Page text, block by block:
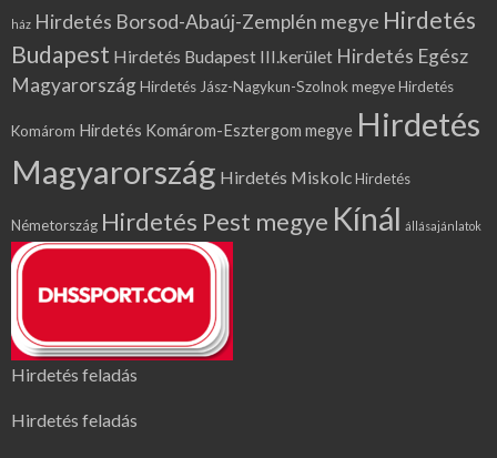
ház Hirdetés Borsod-Abaúj-Zemplén megye Hirdetés
Budapest Hirdetés Budapest III.kerület Hirdetés Egész
MagyarországHirdetés Jász-Nagykun-Szolnok megyeHirdetés
Komárom Hirdetés Komárom-Esztergom megye Hirdetés
Magyarország Hirdetés MiskolcHirdetés
Németország Hirdetés Pest megye Kínál állásajánlatok
Hirdetés feladás
Hirdetés feladás